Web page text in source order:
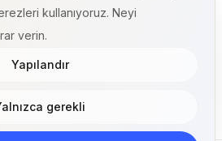
kullanıyoruz. Neyi
verin.
Yapılandır
gerekli